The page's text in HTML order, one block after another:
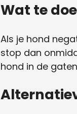
Wat te
Als je hond
stop dan
hond in de